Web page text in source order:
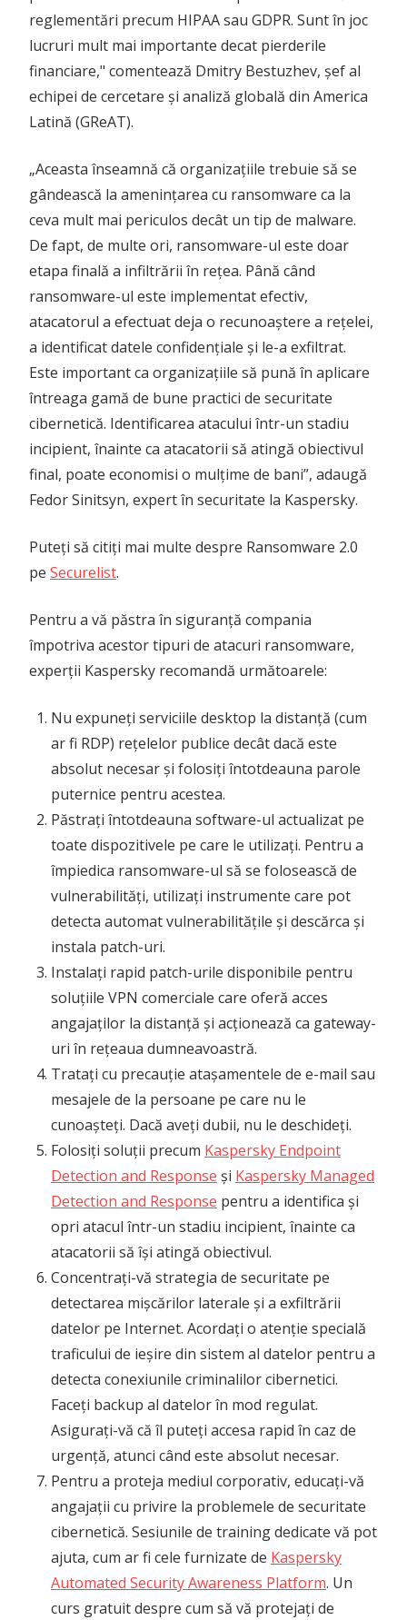
reglementări precum HIPAA sau GDPR. Sunt în joc
lucruri mult mai importante decat pierderile
financiare," comentează Dmitry Bestuzhev, șef al
echipei de cercetare și analiză globală din America
Latină (GReAT).
„Aceasta înseamnă că organizațiile trebuie să se
gândească la amenințarea cu ransomware ca la
ceva mult mai periculos decât un tip de malware.
De fapt, de multe ori, ransomware-ul este doar
etapa finală a infiltrării în rețea. Până când
ransomware-ul este implementat efectiv,
atacatorul a efectuat deja o recunoaștere a rețelei,
a identificat datele confidențiale și le-a exfiltrat.
Este important ca organizațiile să pună în aplicare
întreaga gamă de bune practici de securitate
cibernetică. Identificarea atacului într-un stadiu
incipient, înainte ca atacatorii să atingă obiectivul
final, poate economisi o mulțime de bani”, adaugă
Fedor Sinitsyn, expert în securitate la Kaspersky.
Puteți să citiți mai multe despre Ransomware 2.0
pe Securelist.
Pentru a vă păstra în siguranță compania
împotriva acestor tipuri de atacuri ransomware,
experții Kaspersky recomandă următoarele:
Nu expuneți serviciile desktop la distanță (cum
ar fi RDP) rețelelor publice decât dacă este
absolut necesar și folosiți întotdeauna parole
puternice pentru acestea.
Păstrați întotdeauna software-ul actualizat pe
toate dispozitivele pe care le utilizați. Pentru a
împiedica ransomware-ul să se folosească de
vulnerabilități, utilizați instrumente care pot
detecta automat vulnerabilitățile și descărca și
instala patch-uri.
Instalați rapid patch-urile disponibile pentru
soluțiile VPN comerciale care oferă acces
angajaților la distanță și acționează ca gateway-
uri în rețeaua dumneavoastră.
Tratați cu precauție atașamentele de e-mail sau
mesajele de la persoane pe care nu le
cunoașteți. Dacă aveți dubii, nu le deschideți.
Folosiți soluții precum Kaspersky Endpoint
Detection and Response și Kaspersky Managed
Detection and Response pentru a identifica și
opri atacul într-un stadiu incipient, înainte ca
atacatorii să își atingă obiectivul.
Concentrați-vă strategia de securitate pe
detectarea mișcărilor laterale și a exfiltrării
datelor pe Internet. Acordați o atenție specială
traficului de ieșire din sistem al datelor pentru a
detecta conexiunile criminalilor cibernetici.
Faceți backup al datelor în mod regulat.
Asigurați-vă că îl puteți accesa rapid în caz de
urgență, atunci când este absolut necesar.
Pentru a proteja mediul corporativ, educați-vă
angajații cu privire la problemele de securitate
cibernetică. Sesiunile de training dedicate vă pot
ajuta, cum ar fi cele furnizate de Kaspersky
Automated Security Awareness Platform. Un
curs gratuit despre cum să vă protejați de